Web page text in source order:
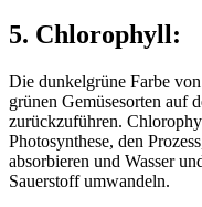
5. Chlorophyll:
Die dunkelgrüne Farbe
grünen Gemüsesorten auf
zurückzuführen.
Photosynthese, den
absorbieren und Wasser
Sauerstoff umwandeln.